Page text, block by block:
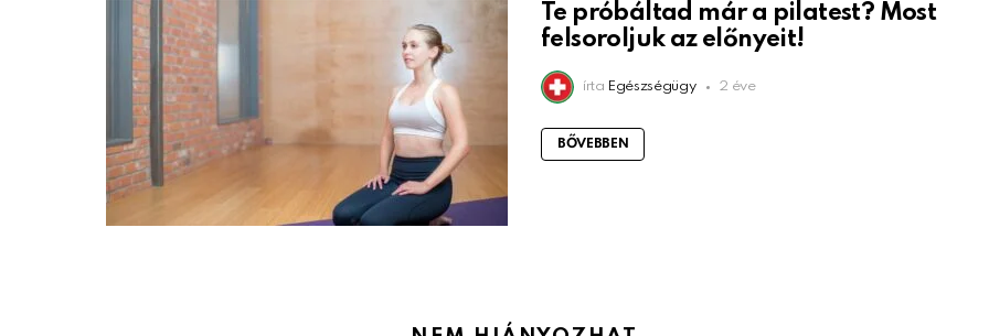
Te próbáltad már a pilatest? Most
felsoroljuk az előnyeit!
írta Egészségügy 2 éve
BŐVEBBEN